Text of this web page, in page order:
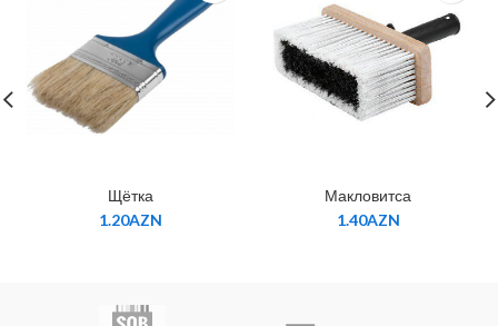
Щётка
1.20AZN
Макловитса
1.40AZN